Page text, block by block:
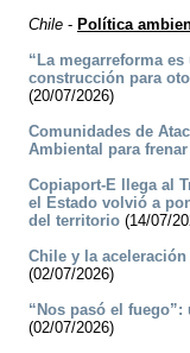
Chile - Política
“La megarreforma
construcción para
(20/07/2026)
Comunidades de
Ambiental para
Copiaport-E llega al
el Estado volvió a
del territorio (14/07/
Chile y la
(02/07/2026)
“Nos pasó el
(02/07/2026)